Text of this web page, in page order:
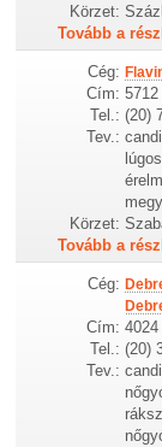
Körzet:
Tovább a
Cég:
Cím:
Tel.: (20)
Tev.:
Körzet:
Tovább a
Cég:
Cím:
Tel.: (20)
Tev.: